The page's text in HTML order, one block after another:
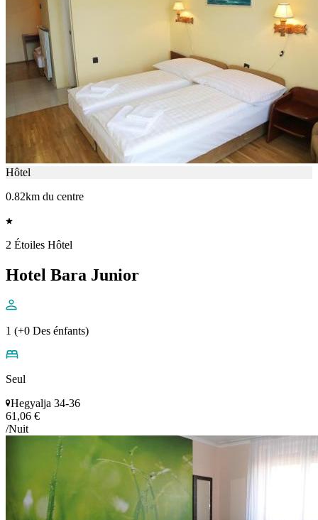
Hôtel
0.82km du centre
2 Étoiles Hôtel
Hotel Bara Junior
1 (+0 Des énfants)
Seul
Hegyalja 34-36
61,06 €
/Nuit